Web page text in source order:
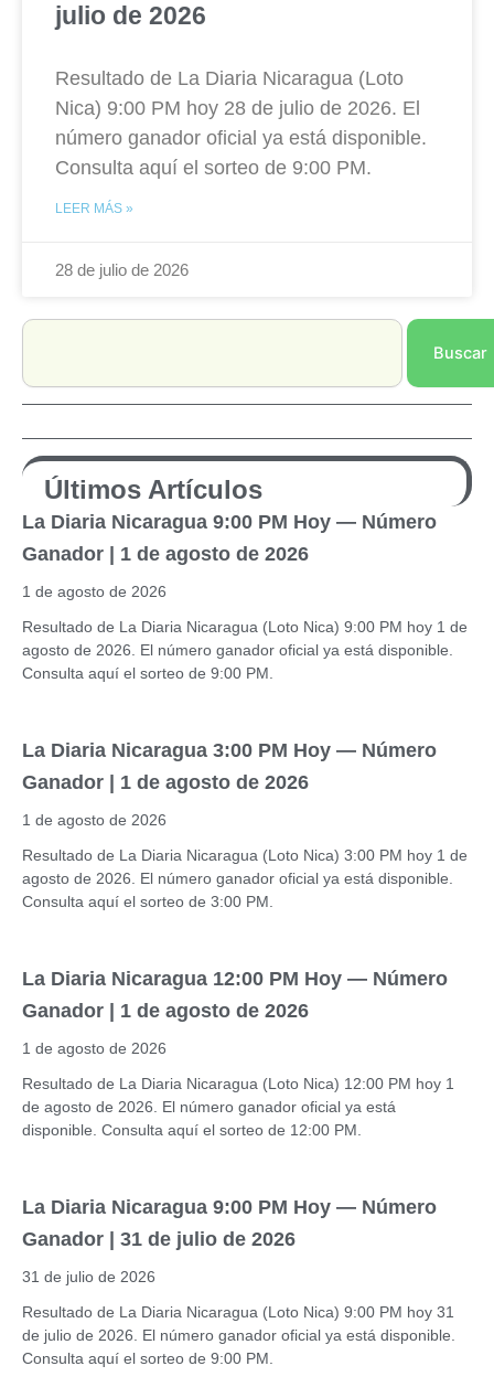
julio de 2026
Resultado de La Diaria Nicaragua (Loto
Nica) 9:00 PM hoy 28 de julio de 2026. El
número ganador oficial ya está disponible.
Consulta aquí el sorteo de 9:00 PM.
LEER MÁS »
28 de julio de 2026
Search
Buscar
Últimos Artículos
La Diaria Nicaragua 9:00 PM Hoy — Número
Ganador | 1 de agosto de 2026
1 de agosto de 2026
Resultado de La Diaria Nicaragua (Loto Nica) 9:00 PM hoy 1 de
agosto de 2026. El número ganador oficial ya está disponible.
Consulta aquí el sorteo de 9:00 PM.
La Diaria Nicaragua 3:00 PM Hoy — Número
Ganador | 1 de agosto de 2026
1 de agosto de 2026
Resultado de La Diaria Nicaragua (Loto Nica) 3:00 PM hoy 1 de
agosto de 2026. El número ganador oficial ya está disponible.
Consulta aquí el sorteo de 3:00 PM.
La Diaria Nicaragua 12:00 PM Hoy — Número
Ganador | 1 de agosto de 2026
1 de agosto de 2026
Resultado de La Diaria Nicaragua (Loto Nica) 12:00 PM hoy 1
de agosto de 2026. El número ganador oficial ya está
disponible. Consulta aquí el sorteo de 12:00 PM.
La Diaria Nicaragua 9:00 PM Hoy — Número
Ganador | 31 de julio de 2026
31 de julio de 2026
Resultado de La Diaria Nicaragua (Loto Nica) 9:00 PM hoy 31
de julio de 2026. El número ganador oficial ya está disponible.
Consulta aquí el sorteo de 9:00 PM.